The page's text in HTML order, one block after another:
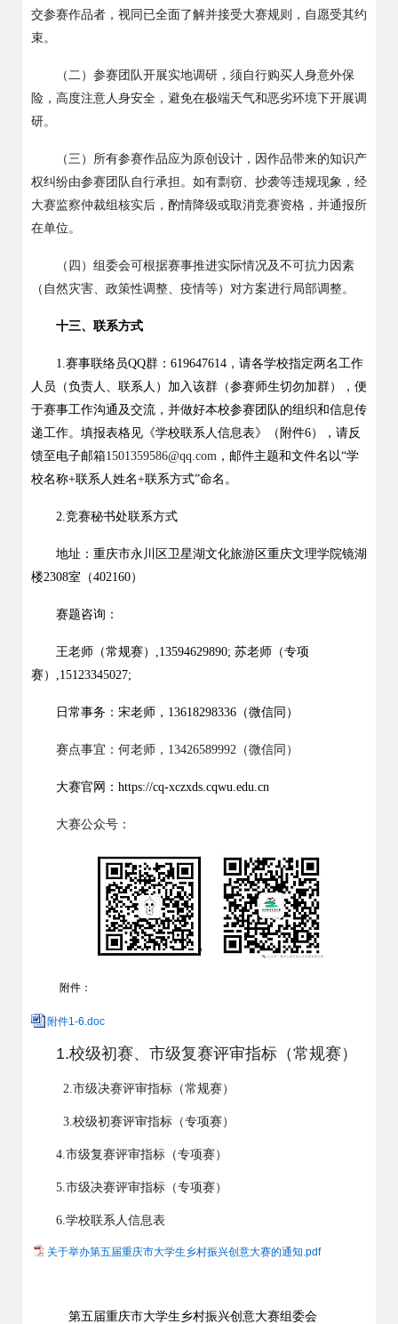
交参赛作品者，视同已全面了解并接受大赛规则，自愿受其约
束。
（二）参赛团队开展实地调研，须自行购买人身意外保
险，高度注意人身安全，避免在极端天气和恶劣环境下开展调
研。
（三）所有参赛作品应为原创设计，因作品带来的知识产
权纠纷由参赛团队自行承担。如有剽窃、抄袭等违规现象，经
大赛监察仲裁组核实后，酌情降级或取消竞赛资格，并通报所
在单位。
（四）组委会可根据赛事推进实际情况及不可抗力因素
（自然灾害、政策性调整、疫情等）对方案进行局部调整。
十三、联系方式
1.赛事联络员QQ群： 619647614 ，请各学校指定两名工作
人员（负责人、联系人）加入该群（参赛师生切勿加群），便
于赛事工作沟通及交流，并做好本校参赛团队的组织和信息传
递工作。填报表格见《学校联系人信息表》（附件6） ， 请反
馈至电子邮箱1501359586@qq.com ，邮件主题和文件名以“学
校名称+联系人姓名+联系方式”命名。
2.竞赛秘书处联系方式
地址：重庆市永川区卫星湖文化旅游区重庆文理学院镜湖
楼2308室（402160）
赛题咨询 ：
王老师 （常规赛） ,13594629890; 苏老师（专项
赛） ,15123345027;
日常事务 ：宋老师 ， 13618298336 （微信同）
赛点事宜 ：何老师 ， 13426589992 （微信同）
大赛官网： https://cq-xczxds.cqwu.edu.cn
大赛公众号：
附件：
附件1-6.doc
1.校级初赛、市级复赛评审指标 （常规赛）
2.市级决赛评审指标 （常规赛）
3.校级初赛评审指标 （专项赛）
4.市级复赛评审指标 （专项赛）
5.市级决赛评审指标 （专项赛）
6.学校联系人信息表
关于举办第五届重庆市大学生乡村振兴创意大赛的通知.pdf
第五届重庆市大学生乡村振兴创意大赛组委会